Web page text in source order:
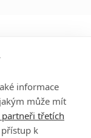
informace
může mít
partneři třetích
k